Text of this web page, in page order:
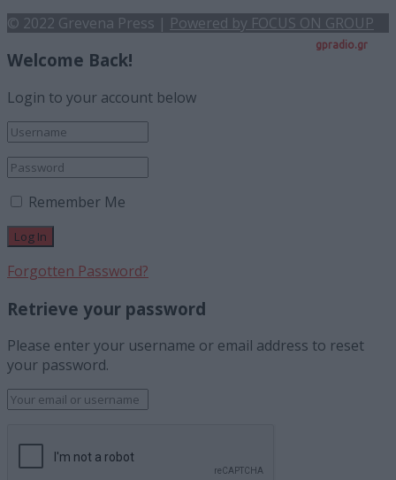
gpradio.gr
© 2022 Grevena Press | Powered by FOCUS ON GROUP
Welcome Back!
Login to your account below
Remember Me
Forgotten Password?
Retrieve your password
Please enter your username or email address to reset
your password.